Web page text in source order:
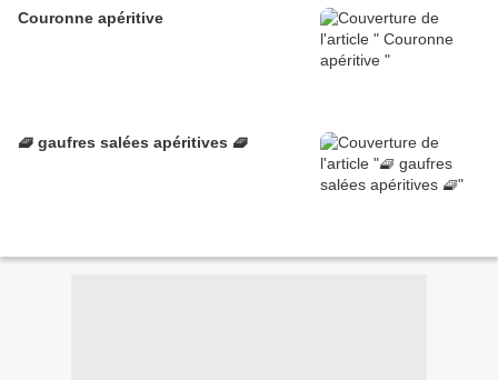
Couronne apéritive
🧇 gaufres salées apéritives 🧇